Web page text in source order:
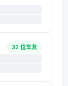
32 位车友